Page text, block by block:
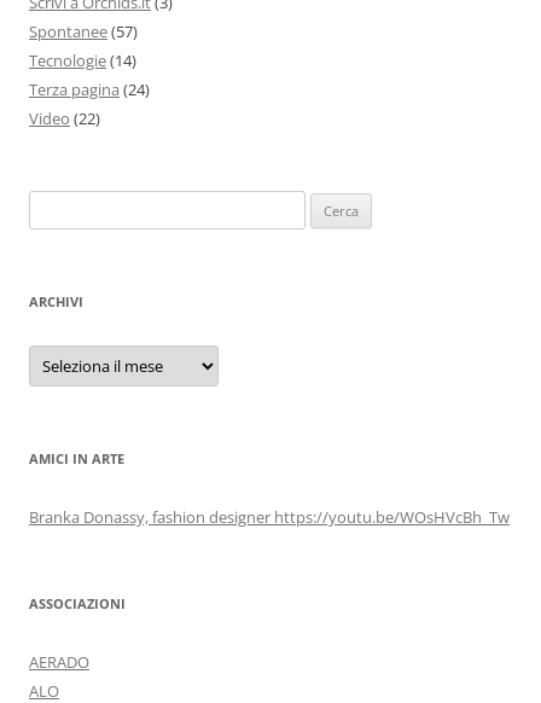
Spontanee(57)
Tecnologie(14)
Terza pagina (24)
Video (22)
per:
ARCHIVI
Archivi
AMICI IN ARTE
Branka Donassy, fashion designer https://youtu.be/WOsHVcBh_Tw
ASSOCIAZIONI
AERADO
ALO